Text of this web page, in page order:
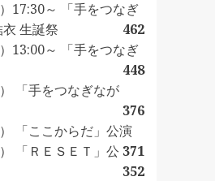
17:30～ 「手をつなぎ
生誕祭
462
13:00～ 「手をつなぎ
448
「手をつなぎなが
376
「ここからだ」公演
371
「ＲＥＳＥＴ」公
352